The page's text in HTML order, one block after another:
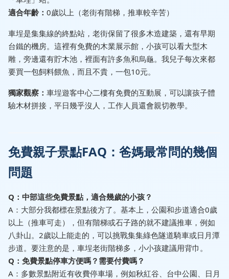
適合年齡： 0歲以上（老街有階梯，推車較辛苦）
車埕是集集線的終點站，老街保留了很多木造建築，還有早期
台鐵的機房。這裡有免費的木業展示館，小孩可以看大型木
雕，旁邊還有貯木池，裡面有許多魚和烏龜。我兒子每次來都
要買一包飼料餵魚，而且不貴，一包10元。
獨家觀察： 車埕遊客中心二樓有免費的互動展，可以讓孩子體
驗木材拼接，平日幾乎沒人，工作人員還會親切教學。
免費親子景點FAQ：爸媽最常問的幾個
問題
Q：中部這些免費景點，適合幾歲的小孩？
A：大部分我都標在景點後方了。基本上，公園和步道適合0歲
以上（推車可走），但有階梯或石子路的就不建議推車，例如
八卦山。2歲以上能走的，可以挑戰集集綠色隧道騎車或日月潭
步道。要注意的是，車埕老街階梯多，小小孩建議用背巾。
Q：免費景點停車方便嗎？需要付費嗎？
A：多數景點附近有收費停車場，例如秋紅谷、台中公園、日月